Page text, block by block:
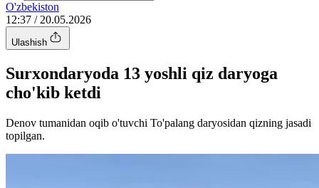
O'zbekiston
12:37 / 20.05.2026
Ulashish
Surxondaryoda 13 yoshli qiz daryoga
cho'kib ketdi
Denov tumanidan oqib o'tuvchi To'palang daryosidan qizning jasadi
topilgan.